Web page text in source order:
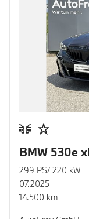
BMW 530e
299 PS/ 220 kW
07.2025
14.500 km